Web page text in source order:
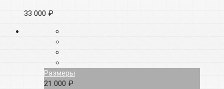
33 000 ₽
Размеры
21 000 ₽